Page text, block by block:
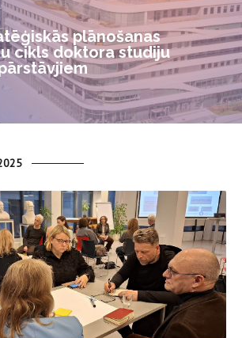
plānošanas
cikls doktora studiju